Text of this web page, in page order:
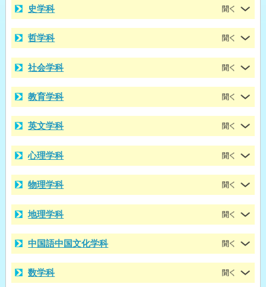
史学科
哲学科
社会学科
教育学科
英文学科
心理学科
物理学科
地理学科
中国語中国文化学科
数学科